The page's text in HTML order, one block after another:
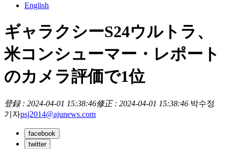
English
ギャラクシーS24ウルトラ、
米コンシューマー・レポート
のカメラ評価で1位
登録 : 2024-04-01 15:38:46修正 : 2024-04-01 15:38:46 박수정
기자psj2014@ajunews.com
facebook
twitter